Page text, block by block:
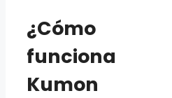
¿Cómo
funciona
Kumon